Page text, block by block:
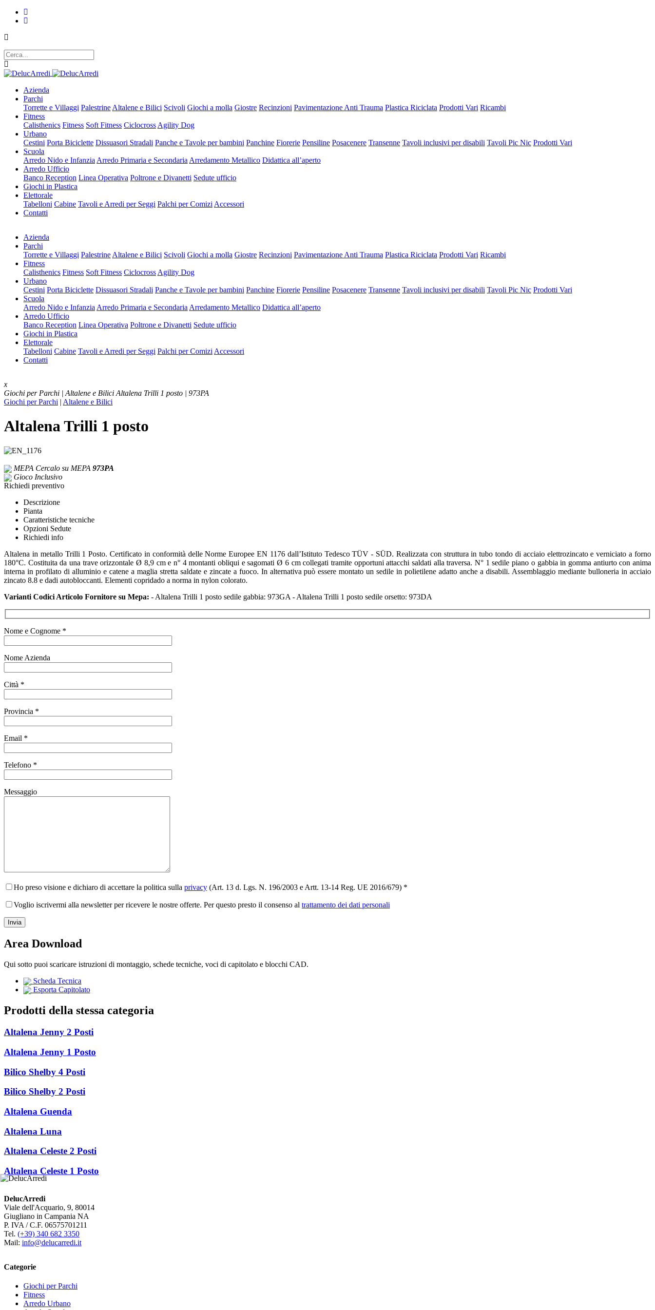
Azienda
Parchi
Torrette e Villaggi Palestrine Altalene e Bilici Scivoli Giochi a molla Giostre Recinzioni Pavimentazione Anti Trauma Plastica Riciclata Prodotti Vari Ricambi
Fitness
Calisthenics Fitness Soft Fitness Ciclocross Agility Dog
Urbano
Cestini Porta Biciclette Dissuasori Stradali Panche e Tavole per bambini Panchine Fiorerie Pensiline Posacenere Transenne Tavoli inclusivi per disabili Tavoli Pic Nic Prodotti Vari
Scuola
Arredo Nido e Infanzia Arredo Primaria e Secondaria Arredamento Metallico Didattica all’aperto
Arredo Ufficio
Banco Reception Linea Operativa Poltrone e Divanetti Sedute ufficio
Giochi in Plastica
Elettorale
Tabelloni Cabine Tavoli e Arredi per Seggi Palchi per Comizi Accessori
Contatti
Azienda
Parchi
Torrette e Villaggi Palestrine Altalene e Bilici Scivoli Giochi a molla Giostre Recinzioni Pavimentazione Anti Trauma Plastica Riciclata Prodotti Vari Ricambi
Fitness
Calisthenics Fitness Soft Fitness Ciclocross Agility Dog
Urbano
Cestini Porta Biciclette Dissuasori Stradali Panche e Tavole per bambini Panchine Fiorerie Pensiline Posacenere Transenne Tavoli inclusivi per disabili Tavoli Pic Nic Prodotti Vari
Scuola
Arredo Nido e Infanzia Arredo Primaria e Secondaria Arredamento Metallico Didattica all’aperto
Arredo Ufficio
Banco Reception Linea Operativa Poltrone e Divanetti Sedute ufficio
Giochi in Plastica
Elettorale
Tabelloni Cabine Tavoli e Arredi per Seggi Palchi per Comizi Accessori
Contatti
x
Giochi per Parchi | Altalene e Bilici Altalena Trilli 1 posto | 973PA
Giochi per Parchi | Altalene e Bilici
Altalena Trilli 1 posto
MEPA Cercalo su MEPA 973PA
Gioco Inclusivo
Richiedi preventivo
Descrizione
Pianta
Caratteristiche tecniche
Opzioni Sedute
Richiedi info
Altalena in metallo Trilli 1 Posto. Certificato in conformità delle Norme Europee EN 1176 dall’Istituto Tedesco TÜV - SÜD. Realizzata con struttura in tubo tondo di acciaio elettrozincato e verniciato a forno
180°C. Costituita da una trave orizzontale Ø 8,9 cm e n° 4 montanti obliqui e sagomati Ø 6 cm collegati tramite opportuni attacchi saldati alla traversa. N° 1 sedile piano o gabbia in gomma antiurto con anima
interna in profilato di alluminio e catene a maglia stretta saldate e zincate a fuoco. In alternativa può essere montato un sedile in polietilene adatto anche a disabili. Assemblaggio mediante bulloneria in acciaio
zincato 8.8 e dadi autobloccanti. Elementi copridado a norma in nylon colorato.
Varianti Codici Articolo Fornitore su Mepa: - Altalena Trilli 1 posto sedile gabbia: 973GA - Altalena Trilli 1 posto sedile orsetto: 973DA
Nome e Cognome *
Nome Azienda
Città *
Provincia *
Email *
Telefono *
Messaggio
Ho preso visione e dichiaro di accettare la politica sulla privacy (Art. 13 d. Lgs. N. 196/2003 e Artt. 13-14 Reg. UE 2016/679) *
Voglio iscrivermi alla newsletter per ricevere le nostre offerte. Per questo presto il consenso al trattamento dei dati personali
Area Download
Qui sotto puoi scaricare istruzioni di montaggio, schede tecniche, voci di capitolato e blocchi CAD.
Scheda Tecnica
Esporta Capitolato
Prodotti della stessa categoria
Altalena Jenny 2 Posti
Altalena Jenny 1 Posto
Bilico Shelby 4 Posti
Bilico Shelby 2 Posti
Altalena Guenda
Altalena Luna
Altalena Celeste 2 Posti
Altalena Celeste 1 Posto
DelucArredi
Viale dell'Acquario, 9, 80014
Giugliano in Campania NA
P. IVA / C.F. 06575701211
Tel. (+39) 340 682 3350
Mail: info@delucarredi.it
Categorie
Giochi per Parchi
Fitness
Arredo Urbano